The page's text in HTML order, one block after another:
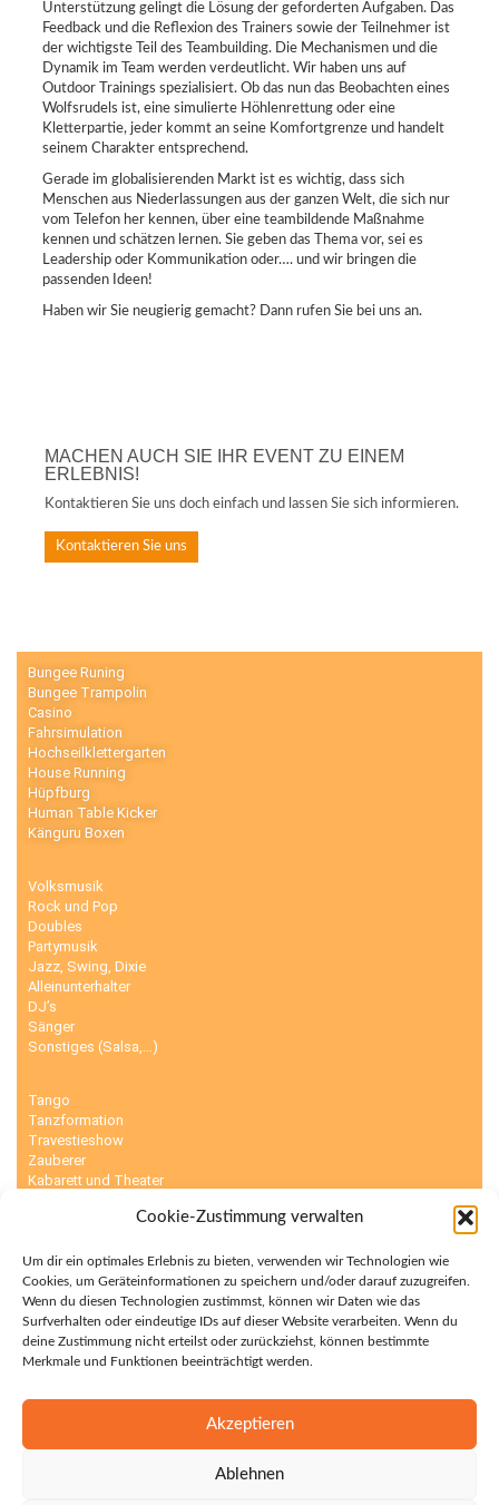
Cookie-Zustimmung verwalten
Um dir ein optimales Erlebnis zu bieten, verwenden wir Technologien wie
Cookies, um Geräteinformationen zu speichern und/oder darauf zuzugreifen.
Wenn du diesen Technologien zustimmst, können wir Daten wie das
Surfverhalten oder eindeutige IDs auf dieser Website verarbeiten. Wenn du
deine Zustimmung nicht erteilst oder zurückziehst, können bestimmte
Merkmale und Funktionen beeinträchtigt werden.
Akzeptieren
Ablehnen
Unterstützung gelingt die Lösung der geforderten Aufgaben. Das
Feedback und die Reflexion des Trainers sowie der Teilnehmer ist
der wichtigste Teil des Teambuilding. Die Mechanismen und die
Dynamik im Team werden verdeutlicht. Wir haben uns auf
Outdoor Trainings spezialisiert. Ob das nun das Beobachten eines
Wolfsrudels ist, eine simulierte Höhlenrettung oder eine
Kletterpartie, jeder kommt an seine Komfortgrenze und handelt
seinem Charakter entsprechend.
Gerade im globalisierenden Markt ist es wichtig, dass sich
Menschen aus Niederlassungen aus der ganzen Welt, die sich nur
vom Telefon her kennen, über eine teambildende Maßnahme
kennen und schätzen lernen. Sie geben das Thema vor, sei es
Leadership oder Kommunikation oder…. und wir bringen die
passenden Ideen!
Haben wir Sie neugierig gemacht? Dann rufen Sie bei uns an.
MACHEN AUCH SIE IHR EVENT ZU EINEM
ERLEBNIS!
Kontaktieren Sie uns doch einfach und lassen Sie sich informieren.
Kontaktieren Sie uns
Bungee Runing
Bungee Trampolin
Casino
Fahrsimulation
Hochseilklettergarten
House Running
Hüpfburg
Human Table Kicker
Känguru Boxen
Volksmusik
Rock und Pop
Doubles
Partymusik
Jazz, Swing, Dixie
Alleinunterhalter
DJ’s
Sänger
Sonstiges (Salsa,…)
Tango
Tanzformation
Travestieshow
Zauberer
Kabarett und Theater
Kinderunterhaltung
Luftballonmodellierer
Sumo Ringer
Surfsimulator
Torwandschießen
Sensationsdarsteller